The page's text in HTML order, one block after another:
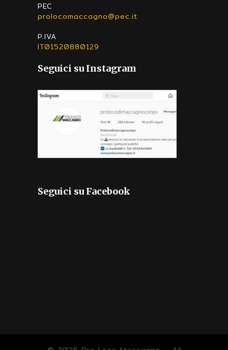
PEC
prolocomaccagno@pec.it
P.IVA
IT01520880129
Seguici su Instagram
Seguici su Facebook